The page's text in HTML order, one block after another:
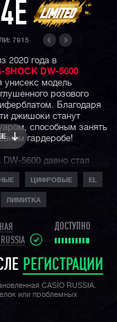
7915
2020 года в
SHOCK DW-5600
унисекс модель
розового
Благодаря
джишоки станут
способным занять
гардеробе!
5600 давно стал
из самых
Помимо фешн
про водозащиту в 200
выносливость и
ЦИФРОВЫЕ EL
ЛИМИТКА
ДОСТУПНО
РЕГИСТРАЦИИ
CASIO RUSSIA.
или проблемных